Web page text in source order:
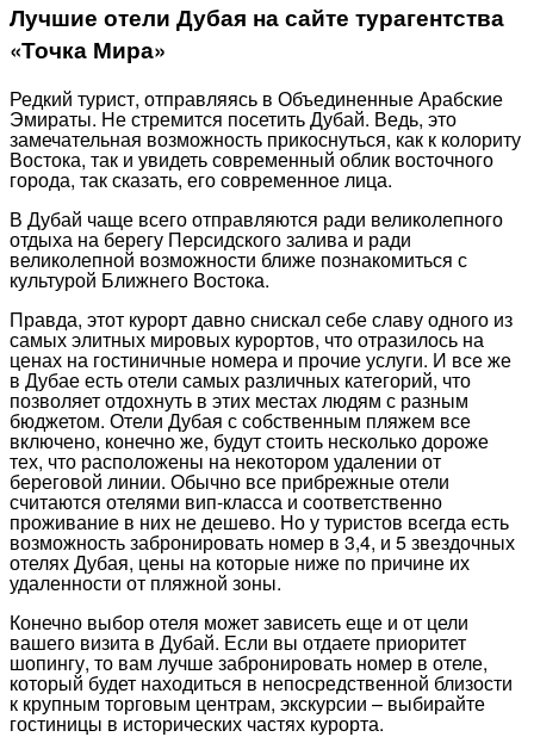
Лучшие отели Дубая на сайте турагентства
«Точка Мира»
Редкий турист, отправляясь в Объединенные Арабские
Эмираты. Не стремится посетить Дубай. Ведь, это
замечательная возможность прикоснуться, как к колориту
Востока, так и увидеть современный облик восточного
города, так сказать, его современное лица.
В Дубай чаще всего отправляются ради великолепного
отдыха на берегу Персидского залива и ради
великолепной возможности ближе познакомиться с
культурой Ближнего Востока.
Правда, этот курорт давно снискал себе славу одного из
самых элитных мировых курортов, что отразилось на
ценах на гостиничные номера и прочие услуги. И все же
в Дубае есть отели самых различных категорий, что
позволяет отдохнуть в этих местах людям с разным
бюджетом. Отели Дубая с собственным пляжем все
включено, конечно же, будут стоить несколько дороже
тех, что расположены на некотором удалении от
береговой линии. Обычно все прибрежные отели
считаются отелями вип-класса и соответственно
проживание в них не дешево. Но у туристов всегда есть
возможность забронировать номер в 3,4, и 5 звездочных
отелях Дубая, цены на которые ниже по причине их
удаленности от пляжной зоны.
Конечно выбор отеля может зависеть еще и от цели
вашего визита в Дубай. Если вы отдаете приоритет
шопингу, то вам лучше забронировать номер в отеле,
который будет находиться в непосредственной близости
к крупным торговым центрам, экскурсии – выбирайте
гостиницы в исторических частях курорта.